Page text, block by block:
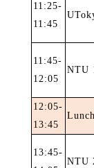
11:25-
11:45
11:45-
12:05
NTU
12:05-
13:45
13:45-
NTU